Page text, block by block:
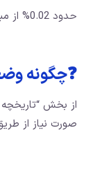
حدود 0.02% از مبلغ تراکنش، حداکثر 4000 تومان.
❓چگونه
از بخش
صورت نیاز از